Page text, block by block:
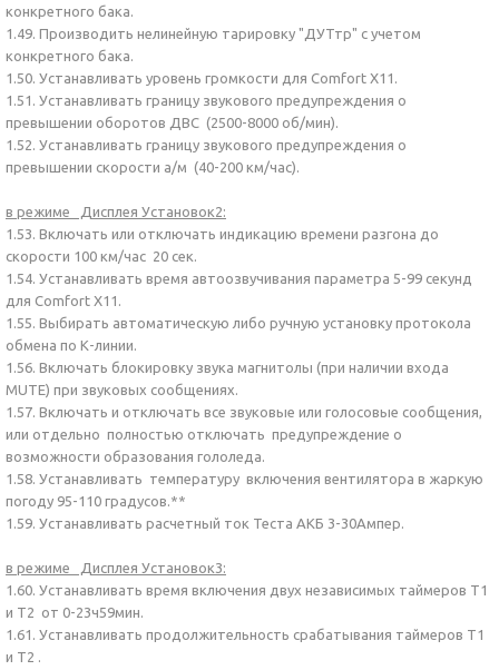
конкретного бака.
1.49. Производить нелинейную тарировку "ДУТтр" с учетом
конкретного бака.
1.50. Устанавливать уровень громкости для Comfort Х11.
1.51. Устанавливать границу звукового предупреждения о
превышении оборотов ДВС (2500-8000 об/мин).
1.52. Устанавливать границу звукового предупреждения о
превышении скорости а/м (40-200 км/час).
в режиме Дисплея Установок2:
1.53. Включать или отключать индикацию времени разгона до
скорости 100 км/час 20 сек.
1.54. Устанавливать время автоозвучивания параметра 5-99 секунд
для Comfort Х11.
1.55. Выбирать автоматическую либо ручную установку протокола
обмена по К-линии.
1.56. Включать блокировку звука магнитолы (при наличии входа
MUTE) при звуковых сообщениях.
1.57. Включать и отключать все звуковые или голосовые сообщения,
или отдельно полностью отключать предупреждение о
возможности образования гололеда.
1.58. Устанавливать температуру включения вентилятора в жаркую
погоду 95-110 градусов.**
1.59. Устанавливать расчетный ток Теста АКБ 3-30Ампер.
в режиме Дисплея Установок3:
1.60. Устанавливать время включения двух независимых таймеров Т1
и Т2 от 0-23ч59мин.
1.61. Устанавливать продолжительность срабатывания таймеров Т1
и Т2 .